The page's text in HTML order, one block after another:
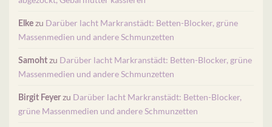
Elke zu Darüber lacht Markranstädt: Betten-Blocker, grüne
Massenmedien und andere Schmunzetten
Samoht zu Darüber lacht Markranstädt: Betten-Blocker, grüne
Massenmedien und andere Schmunzetten
Birgit Feyer zu Darüber lacht Markranstädt: Betten-Blocker,
grüne Massenmedien und andere Schmunzetten